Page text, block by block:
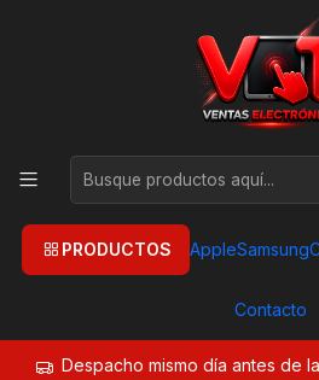
PRODUCTOS AppleSamsung
Contacto
Despacho mismo día antes de